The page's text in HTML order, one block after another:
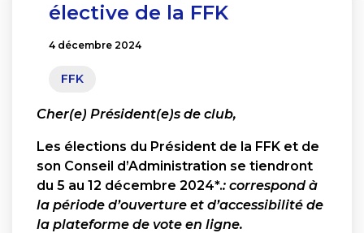
élective de la FFK
4 décembre 2024
FFK
Cher(e) Président(e)s de club,
Les élections du Président de la FFK et de
son Conseil d’Administration se tiendront
du 5 au 12 décembre 2024*.: correspond à
la période d’ouverture et d’accessibilité de
la plateforme de vote en ligne.